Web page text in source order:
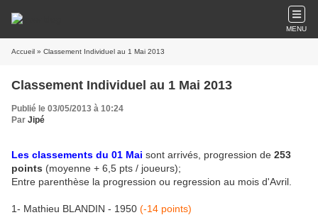
MENU
Accueil » Classement Individuel au 1 Mai 2013
Classement Individuel au 1 Mai 2013
Publié le 03/05/2013 à 10:24
Par Jipé
Les classements du 01 Mai sont arrivés, progression de 253
points (moyenne + 6,5 pts / joueurs);
Entre parenthèse la progression ou regression au mois d'Avril.
1- Mathieu BLANDIN - 1950 (-14 points)